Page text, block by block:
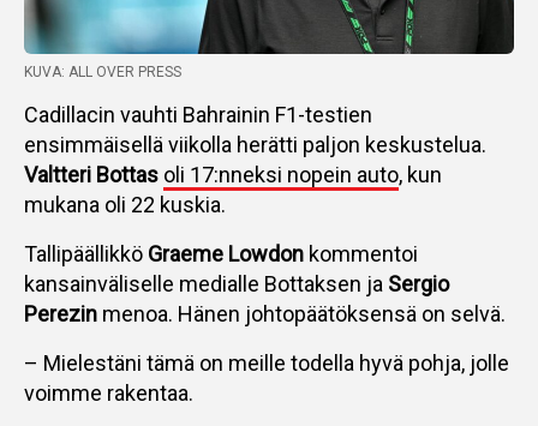
KUVA: ALL OVER PRESS
Cadillacin vauhti Bahrainin F1-testien
ensimmäisellä viikolla herätti paljon keskustelua.
Valtteri Bottas oli 17:nneksi nopein auto, kun
mukana oli 22 kuskia.
Tallipäällikkö Graeme Lowdon kommentoi
kansainväliselle medialle Bottaksen ja Sergio
Perezin menoa. Hänen johtopäätöksensä on selvä.
– Mielestäni tämä on meille todella hyvä pohja, jolle
voimme rakentaa.